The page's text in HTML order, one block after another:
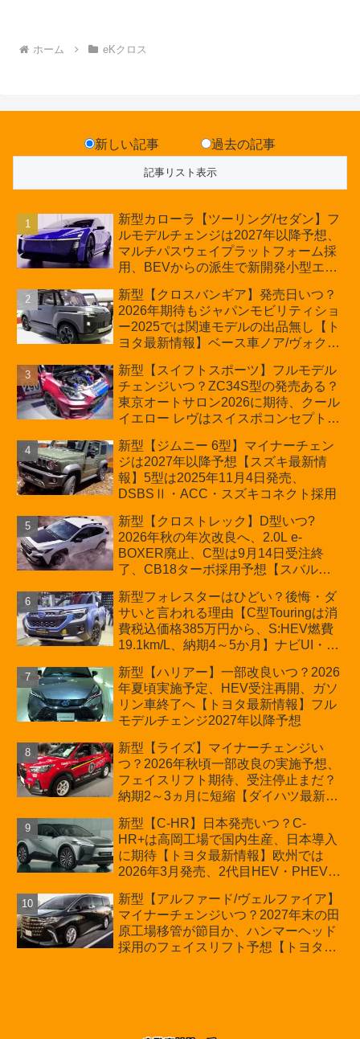
ホーム eKクロス
新しい記事 過去の記事
新型カローラ【ツーリング/セダン】フ
ルモデルチェンジは2027年以降予想、
マルチパスウェイプラットフォーム採
用、BEVからの派生で新開発小型エン
の採用は無しか【トヨタ最新情報】60
周年記念車発売
新型【クロスバンギア】発売日いつ？
2026年期待もジャパンモビリティショ
ー2025では関連モデルの出品無し【ト
ヨタ最新情報】ベース車ノア/ヴォクシ
ほか「コア」と「ツール」、デリカ
D:5対抗のクロスオーバーSUVミニバ
ン
新型【スイフトスポーツ】フルモデル
チェンジいつ？ZC34S型の発売ある？
東京オートサロン2026に期待、クール
イエロー レヴはスイスポコンセプト
プが争点【スズキ最新情報】特別仕様
車「ZC33S Final Edition」終了
新型【ジムニー 6型】マイナーチェン
ジは2027年以降予想【スズキ最新情
報】5型は2025年11月4日発売、
DSBSⅡ・ACC・スズキコネクト採用
新型【クロストレック】D型いつ?
2026年秋の年次改良へ、2.0L e-
BOXER廃止、C型は9月14日受注終
了、CB18ターボ採用予想【スバル最
新型フォレスターはひどい？後悔・ダ
サいと言われる理由【C型Touringは消
費税込価格385万円から、S:HEV燃費
19.1km/L、納期4～5か月】ナビUI・冬
カーオブザイヤーとJNCAP大賞受賞後
も残る注意点
新型【ハリアー】一部改良いつ？2026
年夏頃実施予定、HEV受注再開、ガソ
リン車終了へ【トヨタ最新情報】フル
モデルチェンジ2027年以降予想
新型【ライズ】マイナーチェンジい
つ？2026年秋頃一部改良の実施予想、
フェイスリフト期待、受注停止まだ？
納期2～3ヵ月に短縮【ダイハツ最新情
180.07～244.2万円、値上げ約8～10万
円、法規対応、ハイブリッド4WD追加
まだ、フルモデルチェンジはトヨタが
介入か
新型【C-HR】日本発売いつ？C-
HR+は高岡工場で国内生産、日本導入
に期待【トヨタ最新情報】欧州では
2026年3月発売、2代目HEV・PHEVは
新型【アルファード/ヴェルファイア】
マイナーチェンジいつ？2027年末の田
原工場移管が節目か、ハンマーヘッド
採用のフェイスリフト予想【トヨタ最